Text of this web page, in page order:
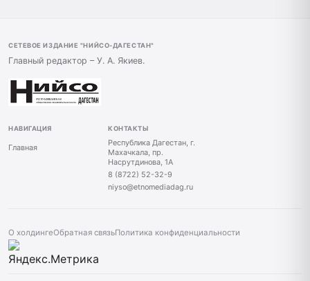
СЕТЕВОЕ ИЗДАНИЕ "НИЙСО-ДАГЕСТАН"
Главный редактор – У. А. Якиев.
НАВИГАЦИЯ
Главная
КОНТАКТЫ
Республика Дагестан, г.
Махачкала, пр.
Насрутдинова, 1А
8 (8722) 52-32-9
niyso@etnomediadag.ru
О холдингеОбратная связьПолитика конфиденциальности